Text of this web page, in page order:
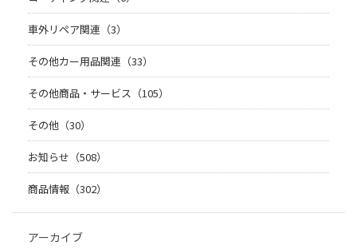
車外リペア関連（3）
その他カー用品関連（33）
その他商品・サービス（105）
その他（30）
お知らせ（508）
商品情報（302）
アーカイブ